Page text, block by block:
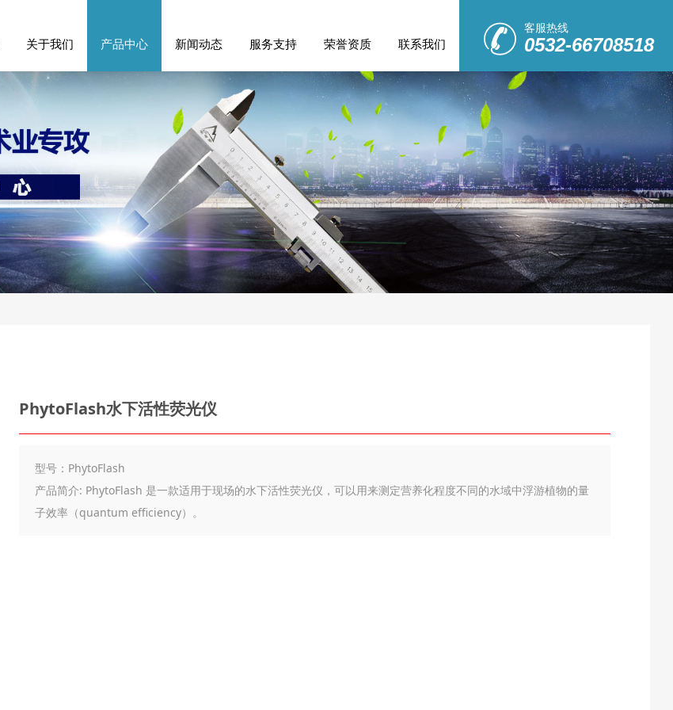
客服热线
0532-66708518
关于我们 产品中心 新闻动态 服务支持 荣誉资质 联系我们
PhytoFlash水下活性荧光仪
型号：PhytoFlash
产品简介: PhytoFlash 是一款适用于现场的水下活性荧光仪，可以用来测定营养化程度不同的水域中浮游植物的量
子效率（quantum efficiency）。